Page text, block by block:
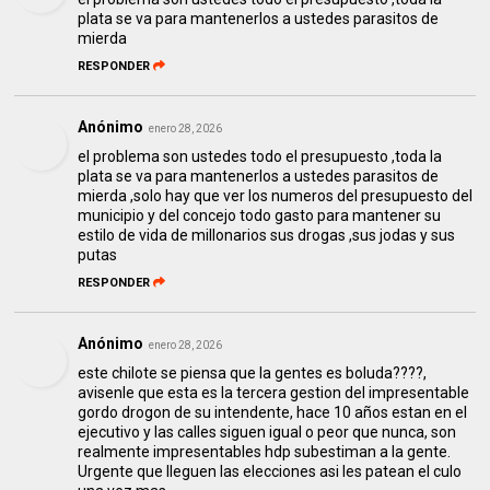
plata se va para mantenerlos a ustedes parasitos de
mierda
RESPONDER
Anónimo enero 28, 2026
el problema son ustedes todo el presupuesto ,toda la
plata se va para mantenerlos a ustedes parasitos de
mierda ,solo hay que ver los numeros del presupuesto del
municipio y del concejo todo gasto para mantener su
estilo de vida de millonarios sus drogas ,sus jodas y sus
putas
RESPONDER
Anónimo enero 28, 2026
este chilote se piensa que la gentes es boluda????,
avisenle que esta es la tercera gestion del impresentable
gordo drogon de su intendente, hace 10 años estan en el
ejecutivo y las calles siguen igual o peor que nunca, son
realmente impresentables hdp subestiman a la gente.
Urgente que lleguen las elecciones asi les patean el culo